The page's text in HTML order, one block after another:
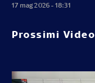
17 mag 2026 - 18:31
Prossimi Video